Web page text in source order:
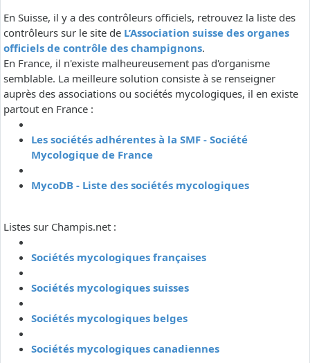
En Suisse, il y a des contrôleurs officiels, retrouvez la liste des
contrôleurs sur le site de L’Association suisse des organes
officiels de contrôle des champignons.
En France, il n'existe malheureusement pas d'organisme
semblable. La meilleure solution consiste à se renseigner
auprès des associations ou sociétés mycologiques, il en existe
partout en France :
Les sociétés adhérentes à la SMF - Société
Mycologique de France
MycoDB - Liste des sociétés mycologiques
Listes sur Champis.net :
Sociétés mycologiques françaises
Sociétés mycologiques suisses
Sociétés mycologiques belges
Sociétés mycologiques canadiennes